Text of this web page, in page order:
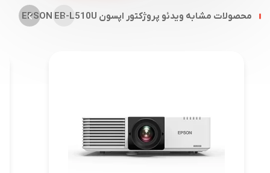
محصولات مشابه ویدئو پروژکتور اپسون EPSON EB-L510U